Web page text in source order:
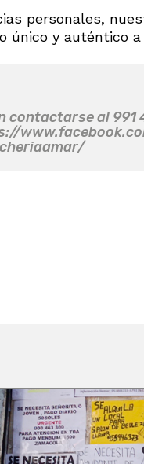
personales,
único y auténtico
contactarse al 991